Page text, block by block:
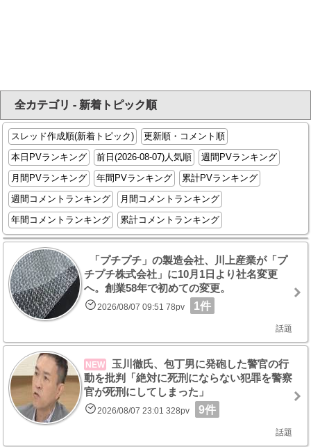
全カテゴリ - 新着トピック順
スレッド作成順(新着トピック)
更新順・コメント順
本日PVランキング
前日(2026-08-07)人気順
週間PVランキング
月間PVランキング
年間PVランキング
累計PVランキング
週間コメントランキング
月間コメントランキング
年間コメントランキング
累計コメントランキング
「プチプチ」の製造会社、川上産業が「プ
チプチ株式会社」に10月1日より社名変更
へ。創業58年で初めての変更。
2026/08/07 09:51 78pv 1件
話題
NEW
玉川徹氏、包丁男に発砲した警官の行
動を批判「絶対に死刑にならない犯罪を警察
官が死刑にしてしまった」
2026/08/07 23:01 328pv 9件
話題